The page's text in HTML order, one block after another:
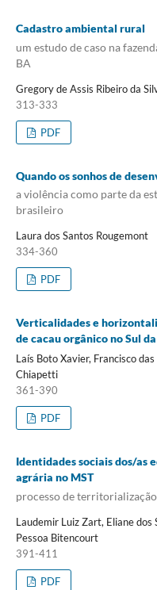
Cadastro ambiental rural
um estudo de caso na
BA
Gregory de Assis Ribeiro da
313-333
PDF
Quando os sonhos de
a violência como parte da
brasileiro
Laura dos Santos Rougemont
334-360
PDF
Verticalidades e
de cacau orgânico no Sul
Laís Boto Xavier, Francisco
Chiapetti
361-390
PDF
Identidades sociais dos/as
agrária no MST
processo de
Laudemir Luiz Zart, Eliane
Pessoa Bitencourt
391-411
PDF